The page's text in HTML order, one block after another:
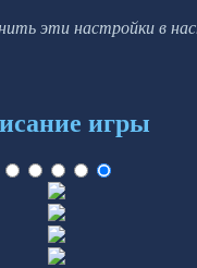
эти настройки в
игры